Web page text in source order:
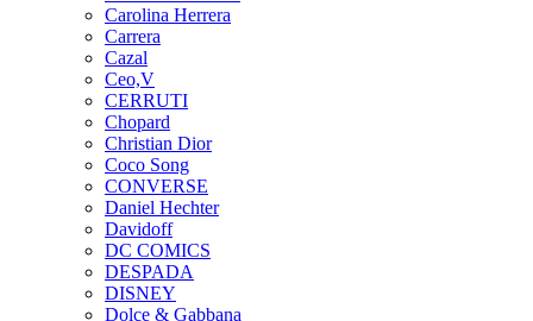
Carolina Herrera
Carrera
Cazal
Ceo,V
CERRUTI
Chopard
Christian Dior
Coco Song
CONVERSE
Daniel Hechter
Davidoff
DC COMICS
DESPADA
DISNEY
Dolce & Gabbana